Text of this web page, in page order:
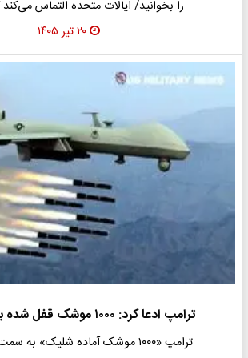
را بخوانید/ ایالات متحده التماس
۲۰ تیر ۱۴۰۵
ترامپ ادعا کرد: ۱۰۰۰ موشک قفل شده بر روی ایران
ترامپ «۱۰۰۰ موشک آماده شلیک» به سمت ایران است